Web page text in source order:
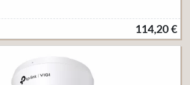
114,20 €